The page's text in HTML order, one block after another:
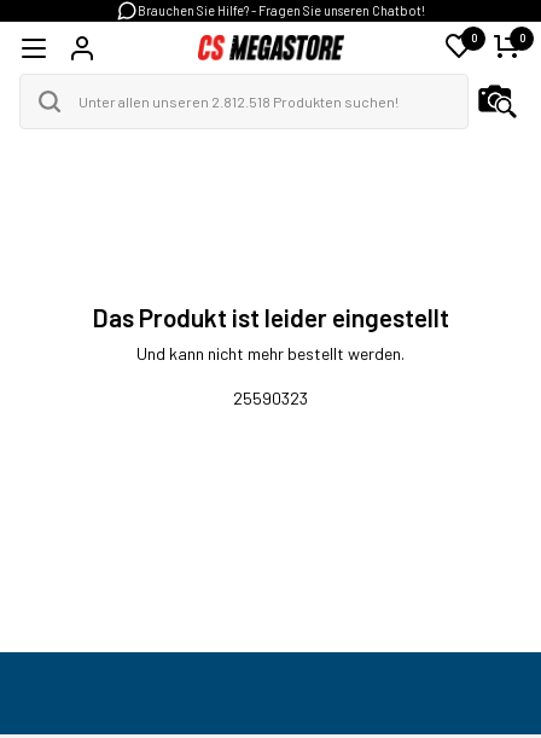
Brauchen Sie Hilfe? - Fragen Sie unseren Chatbot!
0 0
Das Produkt ist leider eingestellt
Und kann nicht mehr bestellt werden.
25590323